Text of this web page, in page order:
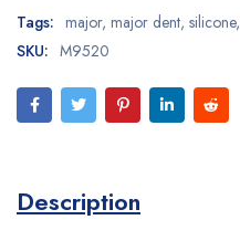
Tags: major, major dent, silicone,
SKU: M9520
Description